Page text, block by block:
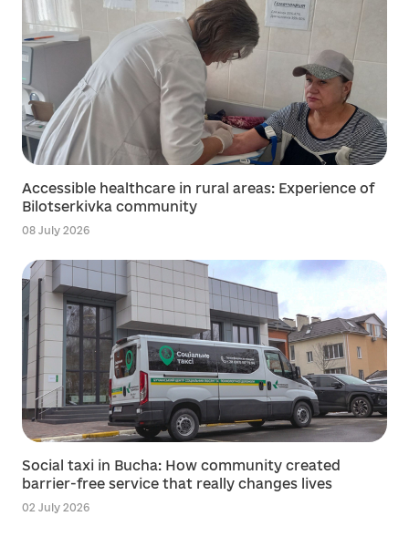
Accessible healthcare in rural areas: Experience of
Bilotserkivka community
08 July 2026
Social taxi in Bucha: How community created
barrier-free service that really changes lives
02 July 2026